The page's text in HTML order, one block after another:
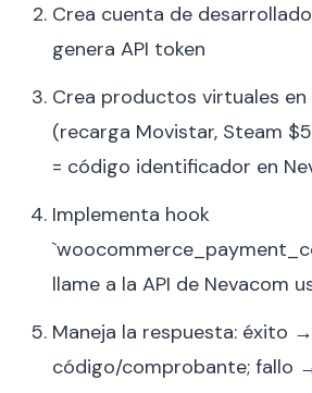
Crea cuenta de
genera API token
Crea productos virtuales
(recarga Movistar, Steam
= código identificador en
Implementa hook
llame a la API de Nevacom
Maneja la respuesta: éxito
código/comprobante; fallo